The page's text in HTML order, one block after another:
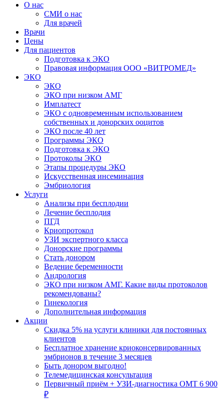
О нас
СМИ о нас
Для врачей
Врачи
Цены
Для пациентов
Подготовка к ЭКО
Правовая информация ООО «ВИТРОМЕД»
ЭКО
ЭКО
ЭКО при низком АМГ
Имплатест
ЭКО с одновременным использованием
собственных и донорских ооцитов
ЭКО после 40 лет
Программы ЭКО
Подготовка к ЭКО
Протоколы ЭКО
Этапы процедуры ЭКО
Искусственная инсеминация
Эмбриология
Услуги
Анализы при бесплодии
Лечение бесплодия
ПГД
Криопротокол
УЗИ экспертного класса
Донорские программы
Стать донором
Ведение беременности
Андрология
ЭКО при низком АМГ. Какие виды протоколов
рекомендованы?
Гинекология
Дополнительная информация
Акции
Скидка 5% на услуги клиники для постоянных
клиентов
Бесплатное хранение криоконсервированных
эмбрионов в течение 3 месяцев
Быть донором выгодно!
Телемедицинская консультация
Первичный приём + УЗИ-диагностика ОМТ 6 900
₽